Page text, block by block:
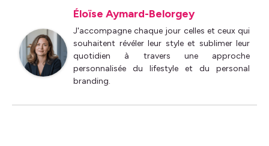
Éloïse Aymard-Belorgey
J'accompagne chaque jour celles et ceux qui
souhaitent révéler leur style et sublimer leur
quotidien à travers une approche
personnalisée du lifestyle et du personal
branding.